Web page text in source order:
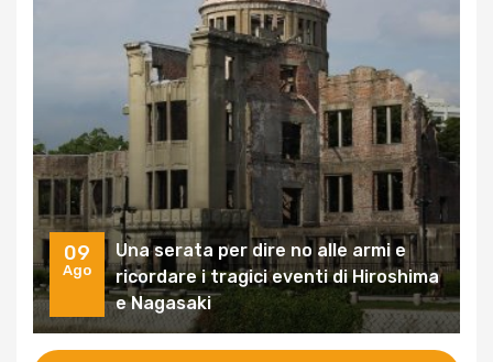
09
Ago
Una serata per dire no alle armi e
ricordare i tragici eventi di Hiroshima
e Nagasaki